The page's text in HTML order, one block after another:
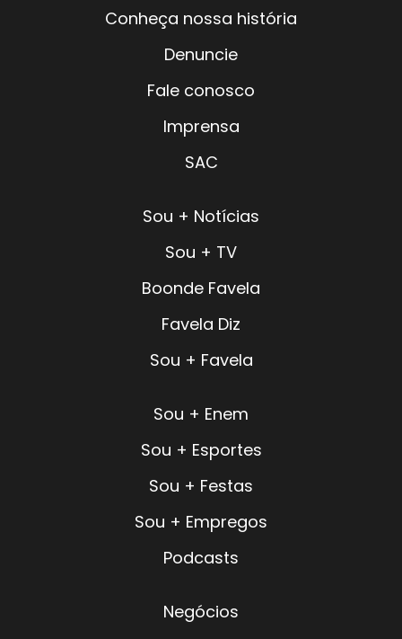
Conheça nossa história
Denuncie
Fale conosco
Imprensa
SAC
Sou + Notícias
Sou + TV
Boonde Favela
Favela Diz
Sou + Favela
Sou + Enem
Sou + Esportes
Sou + Festas
Sou + Empregos
Podcasts
Negócios